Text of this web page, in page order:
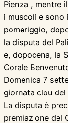
Pienza , mentre
i muscoli e sono
pomeriggio,
la disputa del
e, dopocena, la
Corale
Domenica 7
giornata clou del
La disputa è
premiazione del